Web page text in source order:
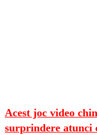
Acest joc video
surprindere atunci